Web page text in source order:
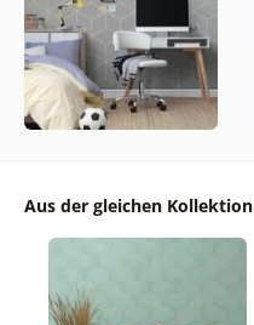
Aus der gleichen Kollektion